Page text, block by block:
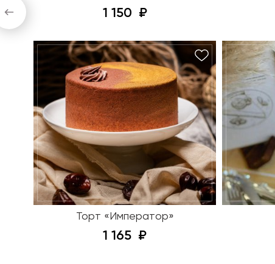
1 150
Торт «Император»
1 165